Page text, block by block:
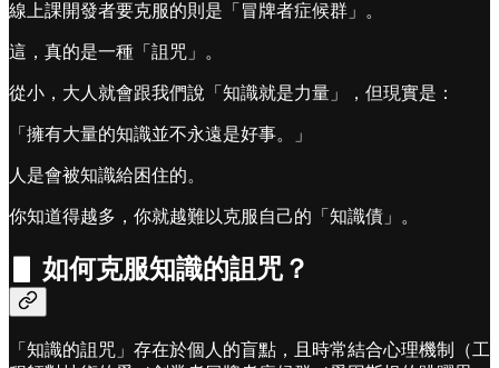
線上課開發者要克服的則是「冒牌者症候群」。
這，真的是一種「詛咒」。
從小，大人就會跟我們說「知識就是力量」，但現實是：
「擁有大量的知識並不永遠是好事。」
人是會被知識給困住的。
你知道得越多，你就越難以克服自己的「知識債」。
▋ 如何克服知識的詛咒？
「知識的詛咒」存在於個人的盲點，且時常結合心理機制（工